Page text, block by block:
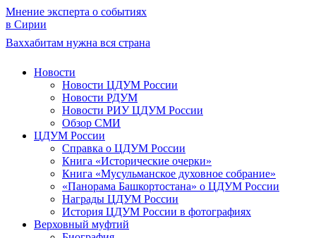
Мнение эксперта о событиях
в Сирии
Ваххабитам нужна вся страна
Новости
Новости ЦДУМ России
Новости РДУМ
Новости РИУ ЦДУМ России
Обзор СМИ
ЦДУМ России
Справка о ЦДУМ России
Книга «Исторические очерки»
Книга «Мусульманское духовное собрание»
«Панорама Башкортостана» о ЦДУМ России
Награды ЦДУМ России
История ЦДУМ России в фотографиях
Верховный муфтий